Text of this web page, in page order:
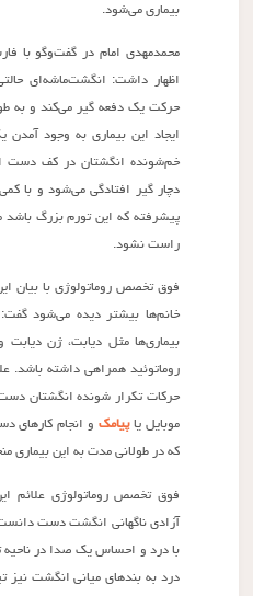
بیماری می‌شود.
محمدمهدی امام در گفت‌وگو با
اظهار داشت: انگشت‌ماشه‌ای
حرکت یک دفعه گیر می‌کند و به
ایجاد این بیماری به وجود آمدن
خم‌شونده انگشتان در کف دست
دچار گیر افتادگی می‌شود و با
پیشرفته که این تورم بزرگ باشد
راست نشود.
فوق تخصص روماتولوژی با بیان
خانم‌ها بیشتر دیده می‌شود گفت:
بیماری‌ها مثل دیابت، ژن دیابت و
روماتوئید همراهی داشته باشد.
حرکات تکرار شونده انگشتان دست
موبایل یا پیامکو انجام کارهای
که در طولانی مدت به این بیماری
فوق تخصص روماتولوژی علائم
آزادی ناگهانی انگشت دست دانست
با درد و احساس یک صدا در ناحیه
درد به بندهای میانی انگشت نیز